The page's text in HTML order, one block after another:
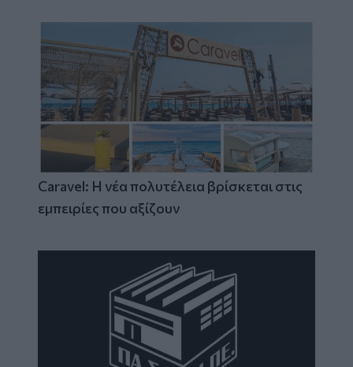
Caravel: Η νέα πολυτέλεια βρίσκεται στις
εμπειρίες που αξίζουν